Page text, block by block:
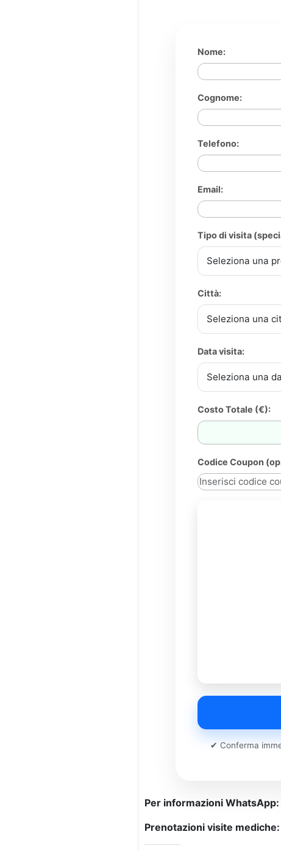
Nome:
Cognome:
Telefono:
Email:
Tipo di visita
Città:
Data visita:
Costo Totale (€):
Codice Coupon
✔ Conferma
Per informazioni WhatsApp:
Prenotazioni visite mediche: